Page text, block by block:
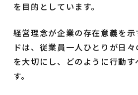
を目的としています。
経営理念が企業の存在意義を
ドは、従業員一人ひとりが日
を大切にし、どのように行動す
す。